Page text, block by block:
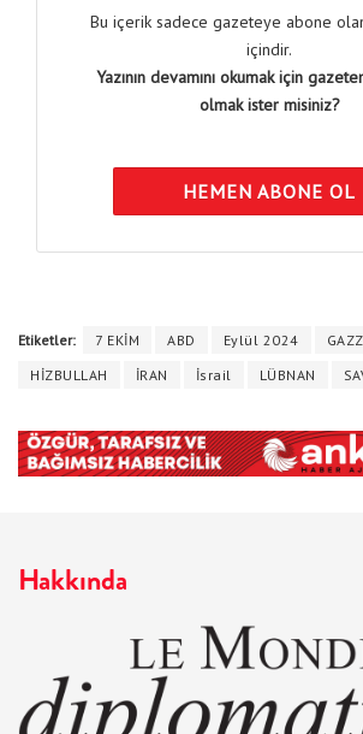
Bu içerik sadece gazeteye abone
içindir.
Yazının devamını okumak için
olmak ister misiniz?
HEMEN ABONE OL
Etiketler: 7 EKİM ABD Eylül 2024
HİZBULLAH
İRAN İsrail LÜBNAN
Hakkında